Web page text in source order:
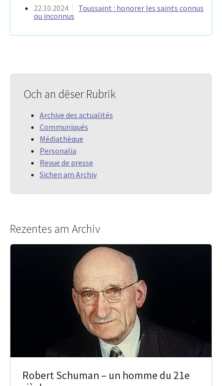
22.10.2024
Toussaint : honorer les saints connus
ou inconnus
Och an dëser Rubrik
Archive des actualités
Communiqués
Médiathèque
Personalia
Revue de presse
Sichen am Archiv
Rezentes am Archiv
Robert Schuman – un homme du 21e